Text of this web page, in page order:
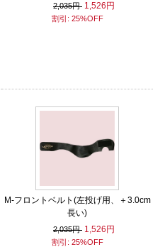
2,035円 1,526円
割引: 25%OFF
M-フロントベルト(左投げ用、＋3.0cm
長い)
2,035円 1,526円
割引: 25%OFF